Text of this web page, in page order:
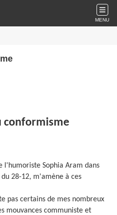
MENU
conformisme
l'humoriste Sophia Aram dans
28-12, m'amène à ces
pas certains de mes nombreux
mouvances communiste et